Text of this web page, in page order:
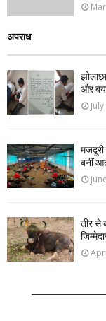
अपराध
और
मजदूरी
बनीं
तीर से